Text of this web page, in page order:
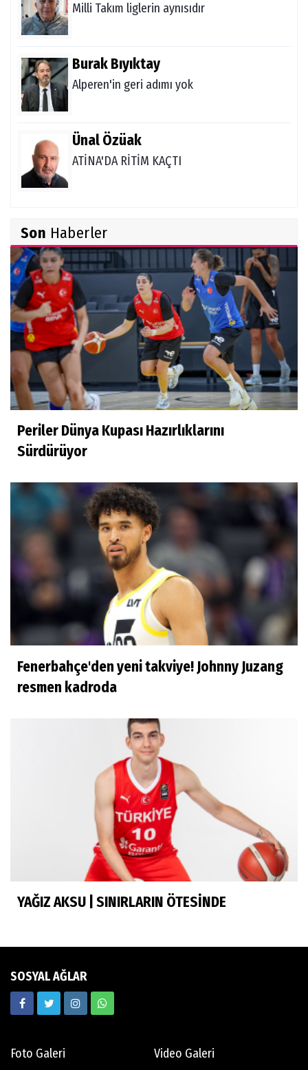
Milli Takım liglerin aynısıdır
Burak Bıyıktay
Alperen'in geri adımı yok
Ünal Özüak
ATİNA'DA RİTİM KAÇTI
DELİKANLI KOÇLAR
Hüseyin Demir
Amerikan Rüyası: Genç Türklerin NCAA
Rotası Büyüyor
Derya Yannıer
Bilimin ışığında...
Doğan Hakyemez
Ilgım Çetin
Muhteşem veda
Ece Ergez
TBL'YE YÜKSELEN İKİ BÜYÜK HİKÂYE
İhsan Bayülken
İyi ki...
Esmeral Tunçluer
Batur Abi anısına...
Murat Yosmaoğlu
Herkesin Batur Abisi
Neşe Ceylan Zengin
Ekrem Memnun
Hedef odaklı
Son Haberler
Periler Dünya Kupası Hazırlıklarını
Sürdürüyor
Fenerbahçe'den yeni takviye! Johnny Juzang
resmen kadroda
YAĞIZ AKSU | SINIRLARIN ÖTESİNDE
SOSYAL AĞLAR
Foto Galeri
Video Galeri